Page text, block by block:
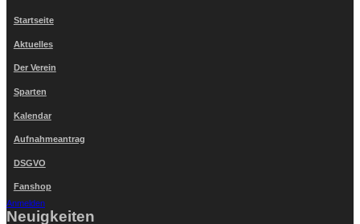
Startseite
Aktuelles
Der Verein
Sparten
Kalendar
Aufnahmeantrag
DSGVO
Fanshop
Anmelden
Neuigkeiten